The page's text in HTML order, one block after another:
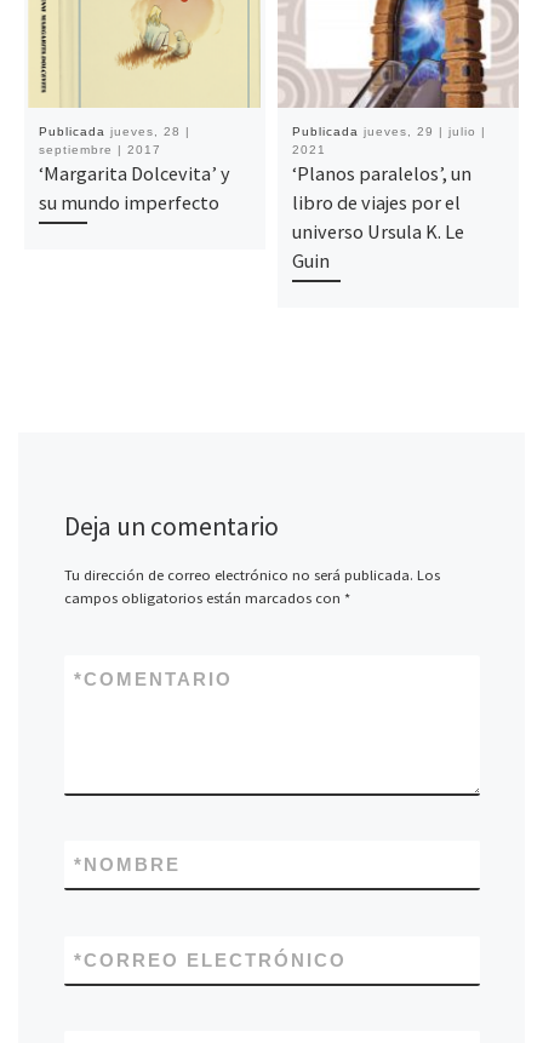
Publicada jueves, 28 |
septiembre | 2017
‘Margarita Dolcevita’ y
su mundo imperfecto
Publicada jueves, 29 | julio |
2021
‘Planos paralelos’, un
libro de viajes por el
universo Ursula K. Le
Guin
Deja un comentario
Tu dirección de correo electrónico no será publicada. Los
campos obligatorios están marcados con *
COMENTARIO
*
NOMBRE
*
CORREO ELECTRÓNICO
*